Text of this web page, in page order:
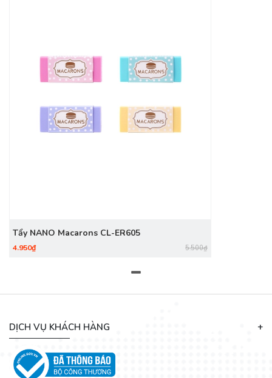
Tẩy NANO Macarons CL-ER605
4.950₫ 5.500₫
DỊCH VỤ KHÁCH HÀNG